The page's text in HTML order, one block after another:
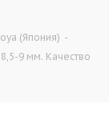
(Япония) -
9 мм. Качество